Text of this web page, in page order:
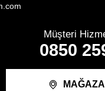
Müşteri
0850